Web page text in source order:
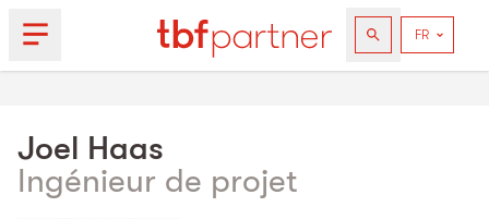
Joel Haas
Ingénieur de projet